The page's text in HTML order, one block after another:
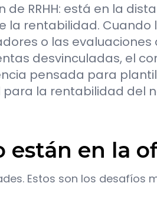
RRHH: está en la
la rentabilidad. Cuando
o las
desvinculadas, el
pensada para
para la rentabilidad del
están en la
Estos son los desafíos